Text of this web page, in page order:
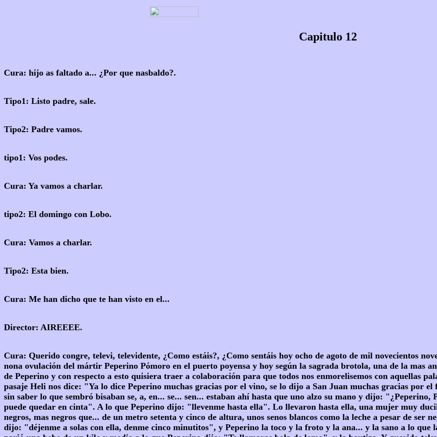
Capitulo 12
Cura: hijo as faltado a... ¿Por que nasbaldo?.
Tipo1: Listo padre, sale.
Tipo2: Padre vamos.
tipo1: Vos podes.
Cura: Ya vamos a charlar.
tipo2: El domingo con Lobo.
Cura: Vamos a charlar.
Tipo2: Esta bien.
Cura: Me han dicho que te han visto en el...
Director: AIREEEE.
Cura: Querido congre, televi, televidente, ¿Como estáis?, ¿Como sentáis hoy ocho de agoto de mil novecientos
nona ovulación del mártir Peperino Pómoro en el puerto poyensa y hoy según la sagrada brotola, una de la mas
de Peperino y con respecto a esto quisiera traer a colaboración para que todos nos enmorelisemos con aquellas
pasaje Heli nos dice: "Ya lo dice Peperino muchas gracias por el vino, se lo dijo a San Juan muchas gracias por
sin saber lo que sembró bisaban se, a, en... se... sen... estaban ahí hasta que uno alzo su mano y dijo:
puede quedar en cinta". A lo que Peperino dijo: "llevenme hasta ella". Lo llevaron hasta ella, una mujer muy
negros, mas negros que... de un metro setenta y cinco de altura, unos senos blancos como la leche a pesar de
dijo: "déjenme a solas con ella, denme cinco minutitos", y Peperino la toco y la froto y la ana... y la sano a lo que